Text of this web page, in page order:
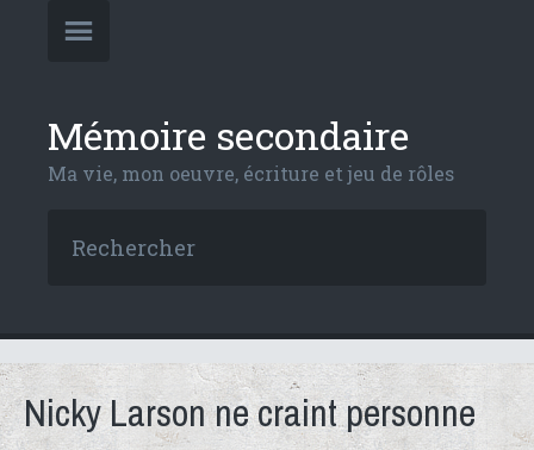
Mémoire secondaire
Ma vie, mon oeuvre, écriture et jeu de rôles
Nicky Larson ne craint personne